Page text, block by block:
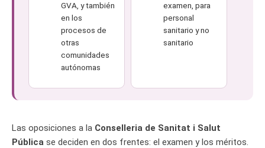
GVA, y también
en los
procesos de
otras
comunidades
autónomas
examen, para
personal
sanitario y no
sanitario
Las oposiciones a la Conselleria de Sanitat i Salut
Pública se deciden en dos frentes: el examen y los méritos.